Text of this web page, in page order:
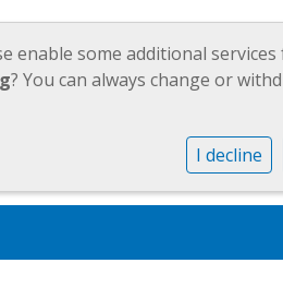
JAARVERSLAGEN
enable some additional
? You can always change or
I decline